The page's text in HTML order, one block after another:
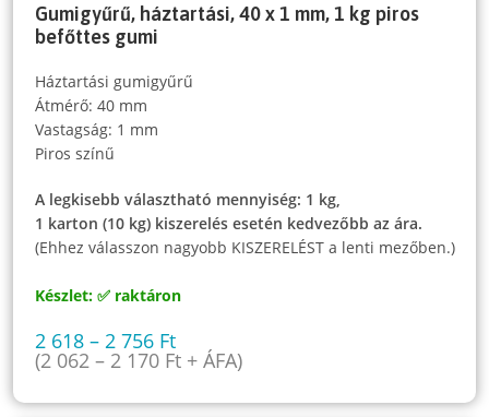
Gumigyűrű, háztartási, 40 x 1 mm, 1 kg piros
befőttes gumi
Háztartási gumigyűrű
Átmérő: 40 mm
Vastagság: 1 mm
Piros színű
A legkisebb választható mennyiség: 1 kg,
1 karton (10 kg) kiszerelés esetén kedvezőbb az ára.
(Ehhez válasszon nagyobb KISZERELÉST a lenti mezőben.)
Készlet: ✅ raktáron
2 618– 2 756 Ft
(2 062– 2 170 Ft + ÁFA)